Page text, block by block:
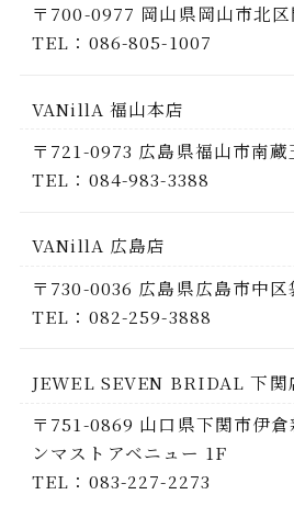
〒700-0977 岡山県岡山市北
TEL：086-805-1007
VANillA 福山本店
〒721-0973 広島県福山市南
TEL：084-983-3388
VANillA 広島店
〒730-0036 広島県広島市中区
TEL：082-259-3888
JEWEL SEVEN BRIDAL 下関
〒751-0869 山口県下関市伊倉
ンマストアベニュー 1F
TEL：083-227-2273